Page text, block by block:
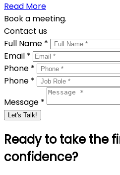
Read More
Book a meeting.
Contact us
Full Name *
Email *
Phone *
Phone *
Message *
Let's Talk!
Ready to take the
confidence?